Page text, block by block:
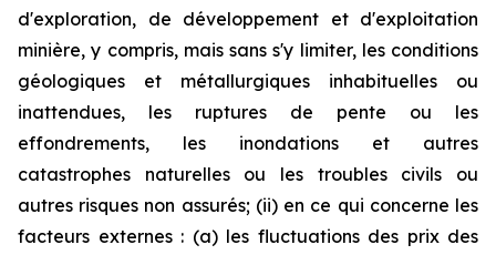
d'exploration, de développement et d'exploitation
minière, y compris, mais sans s'y limiter, les conditions
géologiques et métallurgiques inhabituelles ou
inattendues, les ruptures de pente ou les
effondrements, les inondations et autres
catastrophes naturelles ou les troubles civils ou
autres risques non assurés; (ii) en ce qui concerne les
facteurs externes : (a) les fluctuations des prix des